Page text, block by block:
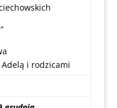
Adelą i rodzicami